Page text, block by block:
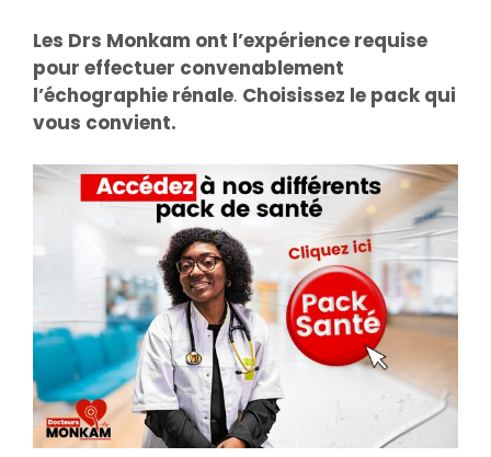
Les Drs Monkam ont l’expérience requise
pour effectuer convenablement
l’échographie rénale. Choisissez le pack qui
vous convient.